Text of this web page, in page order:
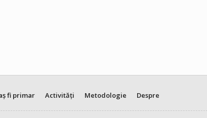
fi primar Activități Metodologie Despre